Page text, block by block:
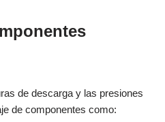
de descarga y las presiones
de componentes como: